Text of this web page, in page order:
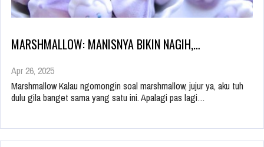
MARSHMALLOW: MANISNYA BIKIN NAGIH,…
Apr 26, 2025
Marshmallow Kalau ngomongin soal marshmallow, jujur ya, aku tuh
dulu gila banget sama yang satu ini. Apalagi pas lagi…